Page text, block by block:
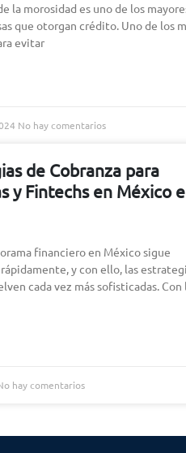
la morosidad es uno de los
que otorgan crédito. Uno de los
evitar
No hay comentarios
de Cobranza para
y Fintechs en México
financiero en México sigue
y con ello, las
cada vez más sofisticadas. Con
hay comentarios